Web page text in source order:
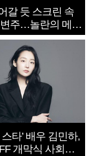
갈 듯 스크린 속
주…놀란의 메시
속죄’
스타’ 배우 김민하,
개막식 사회자